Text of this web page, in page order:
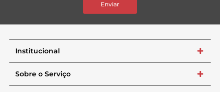
Enviar
Institucional +
Sobre o Serviço +